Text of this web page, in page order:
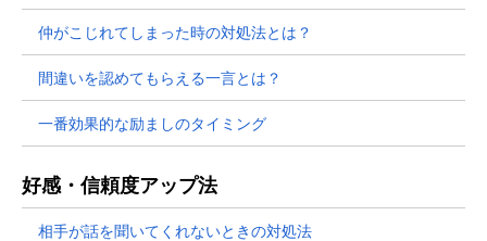
仲がこじれてしまった時の対処法とは？
間違いを認めてもらえる一言とは？
一番効果的な励ましのタイミング
好感・信頼度アップ法
相手が話を聞いてくれないときの対処法